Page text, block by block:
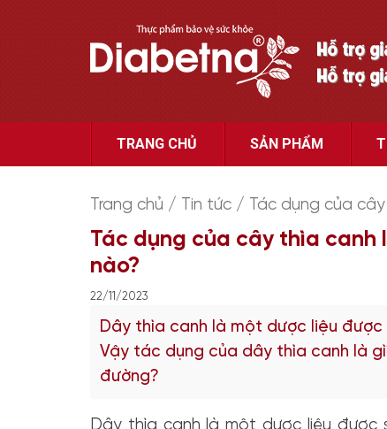
Hỗ trợ
Hỗ trợ
TRANG CHỦ SẢN PHẨM
Trang chủ / Tin tức / Tác dụng của
Tác dụng của cây thìa canh
nào?
22/11/2023
Dây thìa canh là một dược liệu
Vậy tác dụng của dây thìa canh là
đường?
Dây thìa canh là một dược liệu được